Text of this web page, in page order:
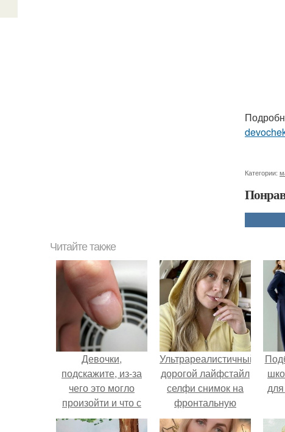
Категории:
Читайте также
Девочки,
подскажите, из-за
чего это могло
произойти и что с
этим делать?
Ультрареалистичный
дорогой лайфстайл
селфи снимок на
фронтальную
камеру.